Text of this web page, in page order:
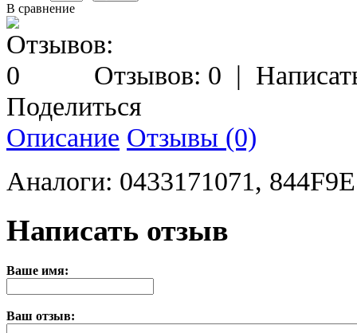
В сравнение
Отзывов: 0 |
Поделиться
Описание Отзывы (0)
Аналоги: 0433171071,
Написать отзыв
Ваше имя:
Ваш отзыв: